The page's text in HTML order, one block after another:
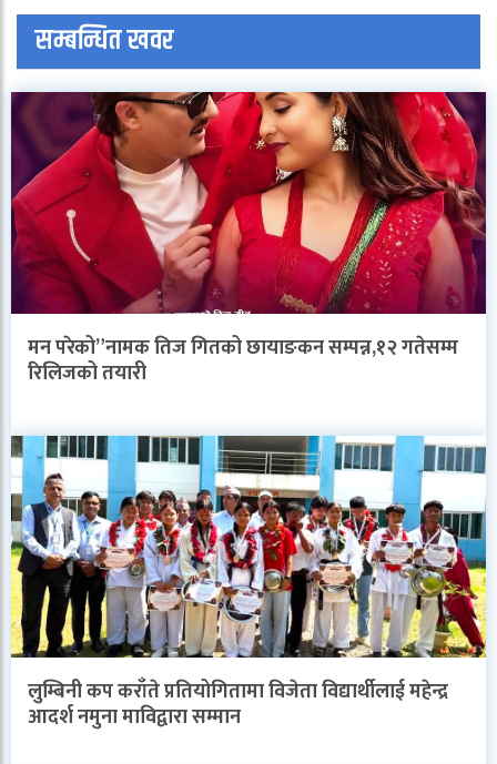
सम्बन्धित खवर
मन परेको”नामक तिज गितको छायाङकन सम्पन्न,१२ गतेसम्म
रिलिजको तयारी
लुम्बिनी कप कराँते प्रतियोगितामा विजेता विद्यार्थीलाई महेन्द्र
आदर्श नमुना माविद्वारा सम्मान